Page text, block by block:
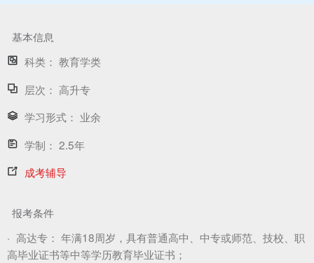
基本信息
科类： 教育学类
层次： 高升专
学习形式： 业余
学制： 2.5年
成考辅导
报考条件
· 高达专： 年满18周岁，具有普通高中、中专或师范、技校、职
高毕业证书等中等学历教育毕业证书；